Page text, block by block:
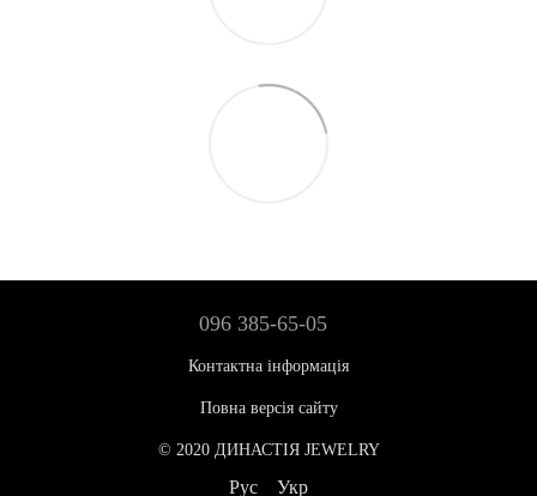
096 385-65-05
Контактна інформація
Повна версія сайту
© 2020 ДИНАСТІЯ JEWELRY
Рус Укр